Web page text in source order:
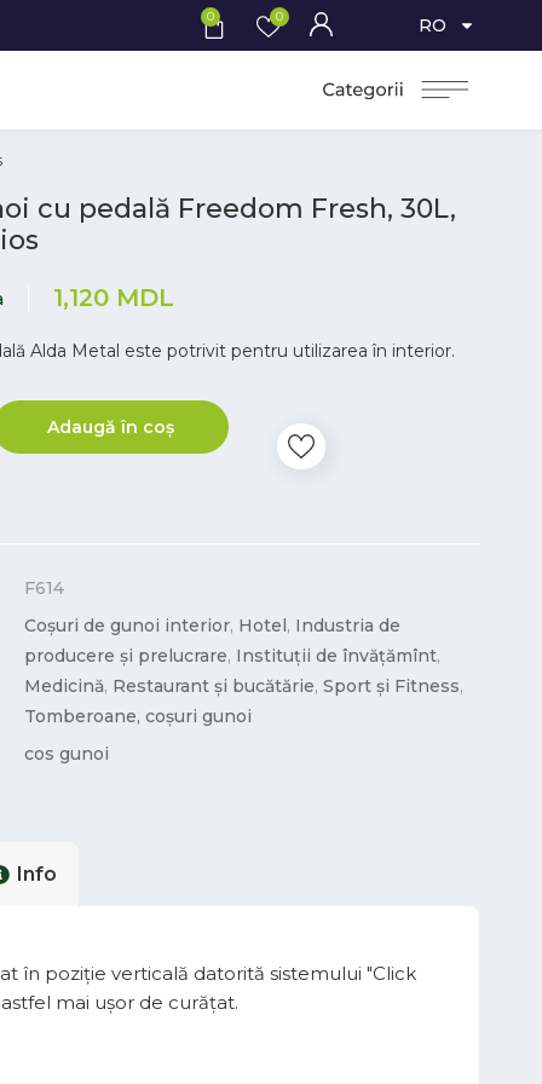
0 0 RO
cu pedală Freedom Fresh, 30L,
1,120 MDL
Alda Metal este potrivit pentru utilizarea în interior.
Adaugă în coș
F614
Coșuri de gunoi interior, Hotel, Industria de
producere și prelucrare, Instituții de învățămînt,
Medicină, Restaurant și bucătărie,Sport și Fitness,
Tomberoane, coșuri gunoi
cos gunoi
Info
în poziție verticală datorită sistemului "Click
mai ușor de curățat.